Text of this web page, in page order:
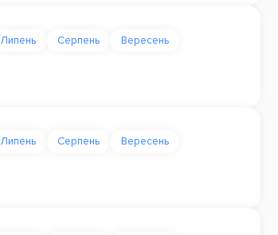
Липень Серпень Вересень
Липень Серпень Вересень